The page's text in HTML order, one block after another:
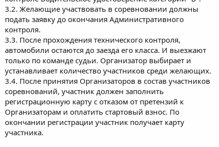
3.2. Желающие участвовать в соревновании должны
подать заявку до окончания Административного
контроля.
3.3. После прохождения технического контроля,
автомобили остаются до заезда его класса. И выезжают
только по команде судьи. Организатор выбирает и
устанавливает количество участников среди желающих.
3.4. После принятия Организаторов в состав участников
соревнований, участник должен заполнить
регистрационную карту с отказом от претензий к
Организаторам и оплатить стартовый взнос. По
окончании регистрации участник получает карту
участника.